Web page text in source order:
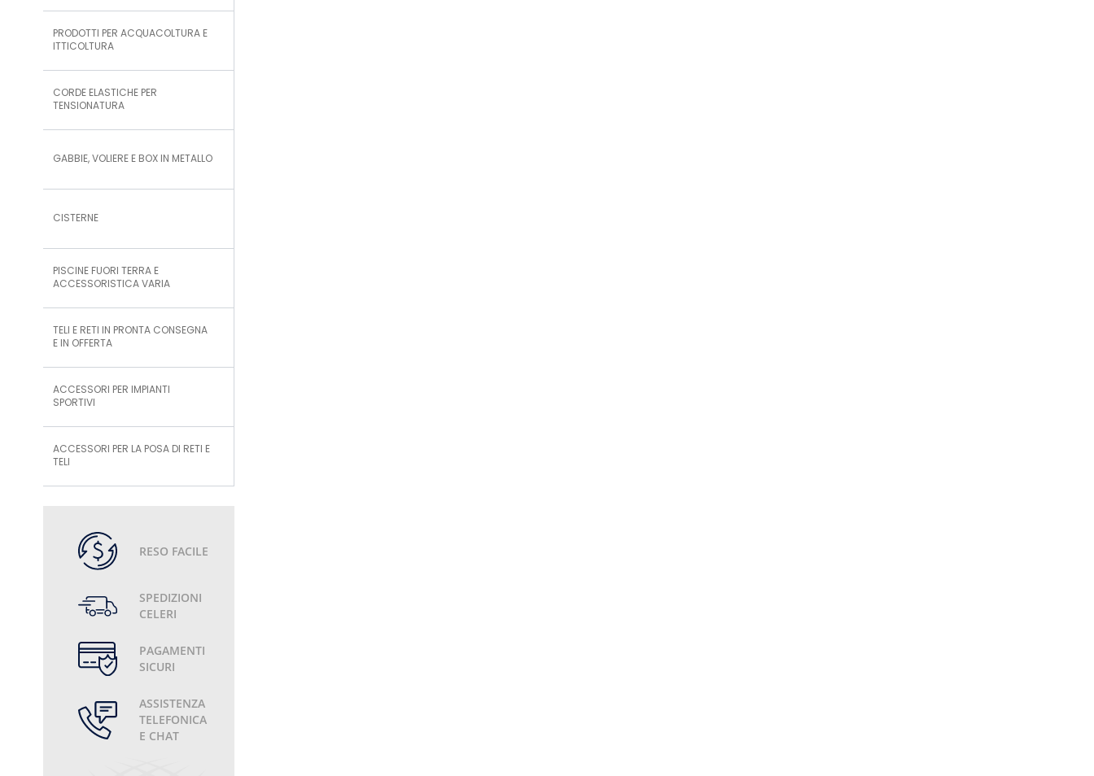
PRODOTTI PER ACQUACOLTURA E
ITTICOLTURA
CORDE ELASTICHE PER
TENSIONATURA
GABBIE, VOLIERE E BOX IN METALLO
CISTERNE
PISCINE FUORI TERRA E
ACCESSORISTICA VARIA
TELI E RETI IN PRONTA CONSEGNA
E IN OFFERTA
ACCESSORI PER IMPIANTI
SPORTIVI
ACCESSORI PER LA POSA DI RETI E
TELI
RESO FACILE
SPEDIZIONI
CELERI
PAGAMENTI
SICURI
ASSISTENZA
TELEFONICA
E CHAT